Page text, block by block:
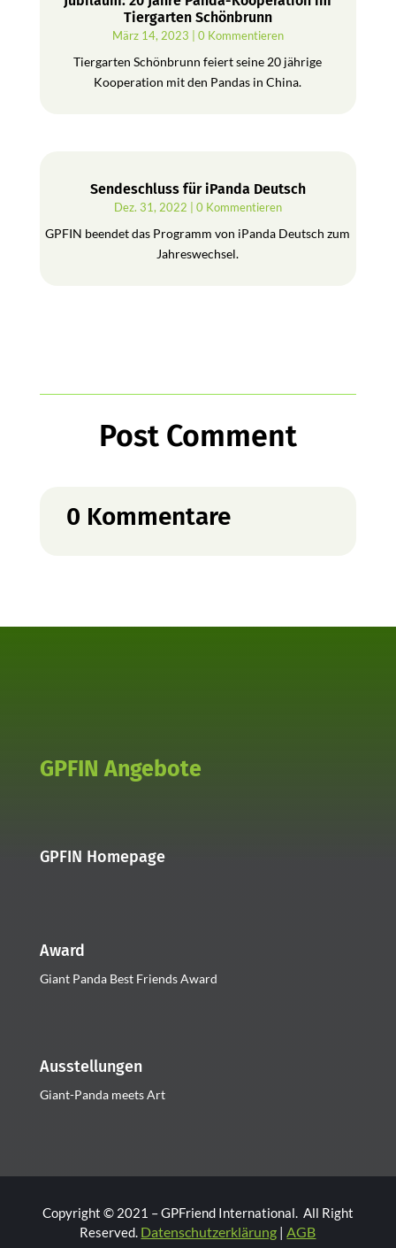
Tiergarten Schönbrunn
März 14, 2023 | 0 Kommentieren
Tiergarten Schönbrunn feiert seine 20 jährige
Kooperation mit den Pandas in China.
Sendeschluss für iPanda Deutsch
Dez. 31, 2022 | 0 Kommentieren
GPFIN beendet das Programm von iPanda Deutsch zum
Jahreswechsel.
Post Comment
0 Kommentare
GPFIN Angebote
GPFIN Homepage
Award
Giant Panda Best Friends Award
Ausstellungen
Giant-Panda meets Art
Copyright © 2021 – GPFriend International. All Right
Reserved. Datenschutzerklärung |AGB